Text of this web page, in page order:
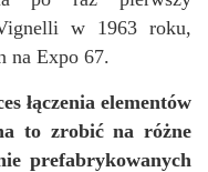
w 1963 roku,
na Expo 67.
łączenia elementów
to zrobić na różne
prefabrykowanych